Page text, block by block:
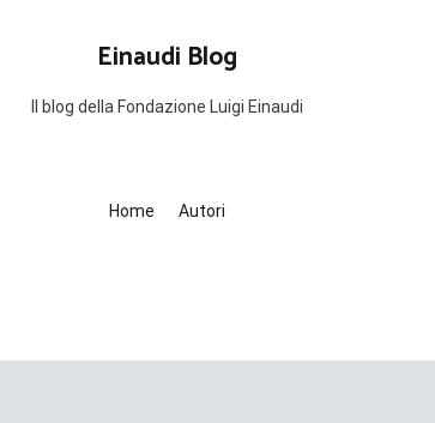
Einaudi Blog
Il blog della Fondazione Luigi Einaudi
Home Autori